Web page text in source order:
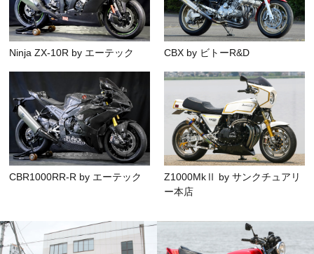
Ninja ZX-10R by エーテック CBX by ビトーR&D
CBR1000RR-R by エーテック
Z1000MkⅡ by サンクチュアリ
ー本店